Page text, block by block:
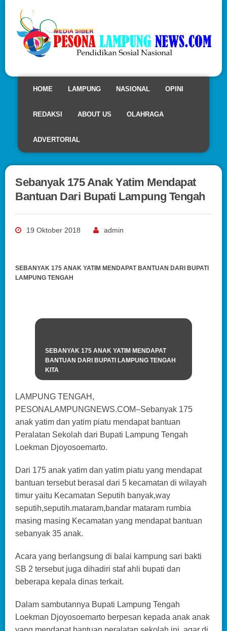
HOME LAMPUNG NASIONAL OPINI
REDAKSI ABOUT US OLAHRAGA
ADVERTORIAL
Sebanyak 175 Anak Yatim Mendapat
Bantuan Dari Bupati Lampung Tengah
19 Oktober 2018 admin
SEBANYAK 175 ANAK YATIM MENDAPAT BANTUAN DARI BUPATI
LAMPUNG TENGAH
SEBANYAK 175 ANAK YATIM MENDAPAT
BANTUAN DARI BUPATI LAMPUNG TENGAH
KITA
LAMPUNG TENGAH,
PESONALAMPUNGNEWS.COM–Sebanyak 175
anak yatim dan yatim piatu mendapat bantuan
Peralatan Sekolah dari Bupati Lampung Tengah
Loekman Djoyosoemarto.
Dari 175 anak yatim dan yatim piatu yang mendapat
bantuan tersebut berasal dari 5 kecamatan di wilayah
timur yaitu Kecamatan Seputih banyak,way
seputih,seputih.mataram,bandar mataram rumbia
masing masing Kecamatan yang mendapat bantuan
sebanyak 35 anak.
Acara yang berlangsung di balai kampung sari bakti
SB 2 tersebut juga dihadiri staf ahli bupati dan
beberapa kepala dinas terkait.
Dalam sambutannya Bupati Lampung Tengah
Loekman Djoyosoemarto berpesan kepada anak anak